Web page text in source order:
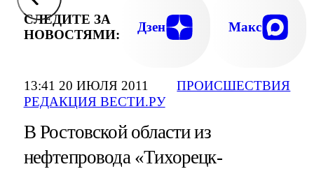
13:41 20 ИЮЛЯ 2011
РЕДАКЦИЯ ВЕСТИ.РУ
ПРОИСШЕСТВИЯ
СЛЕДИТЕ ЗА
НОВОСТЯМИ:
Дзен Макс
В Ростовской области из
нефтепровода «Тихорецк-